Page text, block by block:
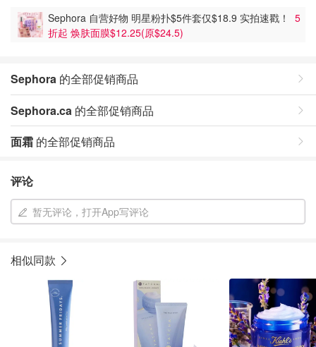
Sephora 自营好物 明星粉扑$5件套仅$18.9 实拍速戳！ 5
折起 焕肤面膜$12.25(原$24.5)
Sephora 的全部促销商品
Sephora.ca 的全部促销商品
面霜 的全部促销商品
评论
暂无评论，打开App写评论
相似同款